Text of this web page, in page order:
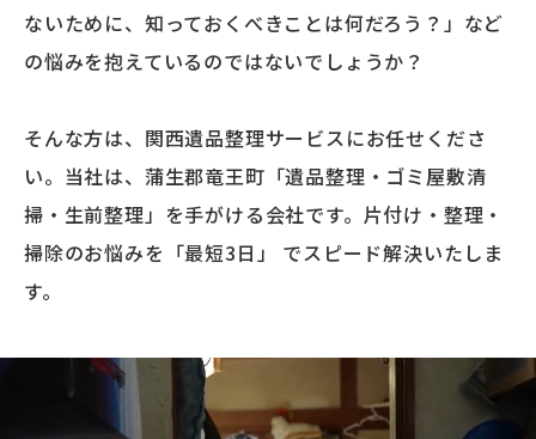
ないために、知っておくべきことは何だろう？」など
の悩みを抱えているのではないでしょうか？
そんな方は、関西遺品整理サービスにお任せくださ
い。当社は、蒲生郡竜王町「遺品整理・ゴミ屋敷清
掃・生前整理」を手がける会社です。片付け・整理・
掃除のお悩みを「最短3日」 でスピード解決いたしま
す。